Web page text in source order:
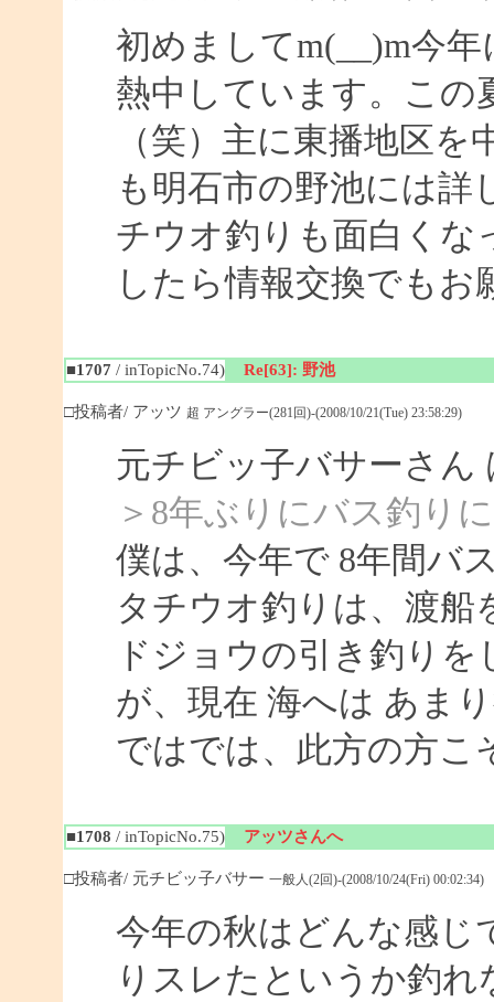
初めましてm(__)m今
熱中しています。この
（笑）主に東播地区
も明石市の野池には
チウオ釣りも面白くな
したら情報交換でもお
■1707 / inTopicNo.74) Re[63]: 野池
□投稿者/ アッツ 超 アングラー(281回)-(2008/10/21(Tue) 23:58:29)
元チビッ子バサーさ
＞8年ぶりにバス釣り
僕は、今年で 8年間バ
タチウオ釣りは、渡船
ドジョウの引き釣り
が、現在 海へは あま
ではでは、此方の方こ
■1708 / inTopicNo.75) アッツさんへ
□投稿者/ 元チビッ子バサー 一般人(2回)-(2008/10/24(Fri) 00:02:34)
今年の秋はどんな感じ
りスレたというか釣